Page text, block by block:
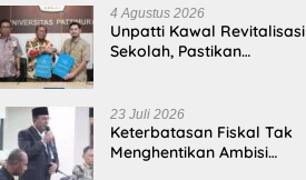
4 Agustus 2026
Unpatti Kawal Revitalisasi
Sekolah, Pastikan
Sasaran
23 Juli 2026
Keterbatasan Fiskal Tak
Menghentikan Ambisi